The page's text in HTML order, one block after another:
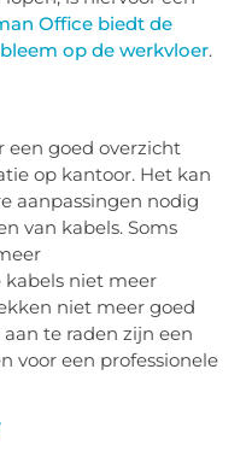
Office biedt de
op de werkvloer.
een goed overzicht
op kantoor. Het kan
aanpassingen nodig
van kabels. Soms
niet meer
niet meer goed
te raden zijn een
voor een professionele